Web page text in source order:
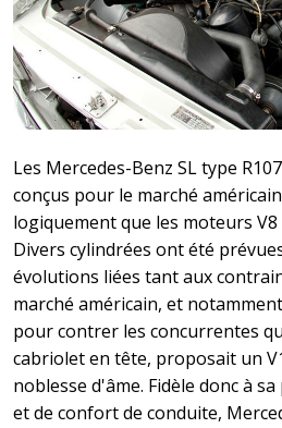
Les Mercedes-Benz SL type
conçus pour le marché
logiquement que les moteurs
Divers cylindrées ont été
évolutions liées tant aux
marché américain, et
pour contrer les concurrentes
cabriolet en tête, proposait un
noblesse d'âme. Fidèle donc à
et de confort de conduite,